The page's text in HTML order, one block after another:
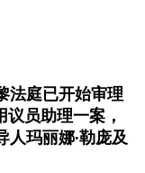
法庭已开始审理
员助理一案，
玛丽娜·勒庞及